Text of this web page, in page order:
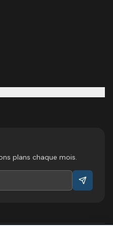
plans chaque mois.